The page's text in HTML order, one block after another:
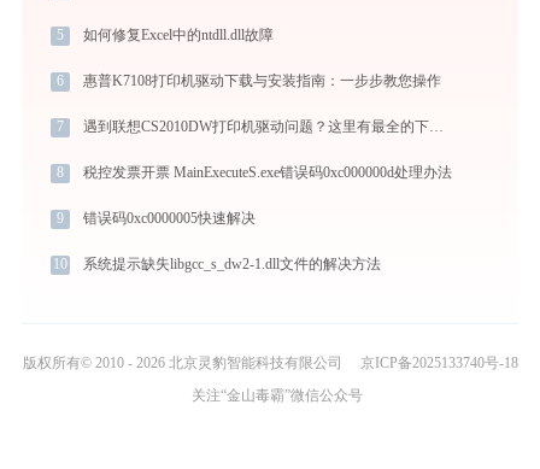
5 如何修复Excel中的ntdll.dll故障
6 惠普K7108打印机驱动下载与安装指南：一步步教您操作
7 遇到联想CS2010DW打印机驱动问题？这里有最全的下载及安装指导
8 税控发票开票 MainExecuteS.exe错误码0xc000000d处理办法
9 错误码0xc0000005快速解决
10 系统提示缺失libgcc_s_dw2-1.dll文件的解决方法
版权所有© 2010 - 2026 北京灵豹智能科技有限公司
京ICP备2025133740号-18
关注“金山毒霸”微信公众号